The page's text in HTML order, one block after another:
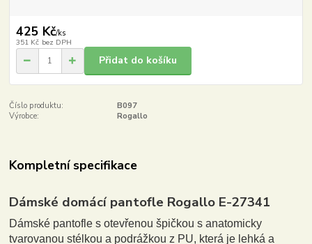
425 Kč/ks
351 Kč bez DPH
Přidat do košíku
Číslo produktu:
B097
Výrobce:
Rogallo
Kompletní specifikace
Dámské domácí pantofle Rogallo E-27341
Dámské pantofle s otevřenou špičkou s anatomicky
tvarovanou stélkou a podrážkou z PU, která je lehká a